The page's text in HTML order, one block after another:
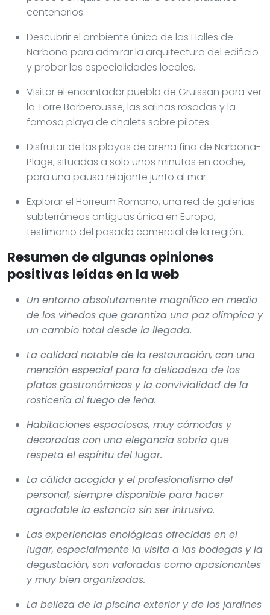
centenarios.
Descubrir el ambiente único de las Halles de
Narbona para admirar la arquitectura del edificio
y probar las especialidades locales.
Visitar el encantador pueblo de Gruissan para ver
la Torre Barberousse, las salinas rosadas y la
famosa playa de chalets sobre pilotes.
Disfrutar de las playas de arena fina de Narbona-
Plage, situadas a solo unos minutos en coche,
para una pausa relajante junto al mar.
Explorar el Horreum Romano, una red de galerías
subterráneas antiguas única en Europa,
testimonio del pasado comercial de la región.
Resumen de algunas opiniones
positivas leídas en la web
Un entorno absolutamente magnífico en medio
de los viñedos que garantiza una paz olímpica y
un cambio total desde la llegada.
La calidad notable de la restauración, con una
mención especial para la delicadeza de los
platos gastronómicos y la convivialidad de la
rosticería al fuego de leña.
Habitaciones espaciosas, muy cómodas y
decoradas con una elegancia sobria que
respeta el espíritu del lugar.
La cálida acogida y el profesionalismo del
personal, siempre disponible para hacer
agradable la estancia sin ser intrusivo.
Las experiencias enológicas ofrecidas en el
lugar, especialmente la visita a las bodegas y la
degustación, son valoradas como apasionantes
y muy bien organizadas.
La belleza de la piscina exterior y de los jardines